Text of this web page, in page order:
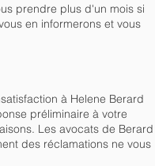
prendre plus d'un mois si
en informerons et vous
à Helene Berard
préliminaire à votre
Les avocats de Berard
des réclamations ne vous